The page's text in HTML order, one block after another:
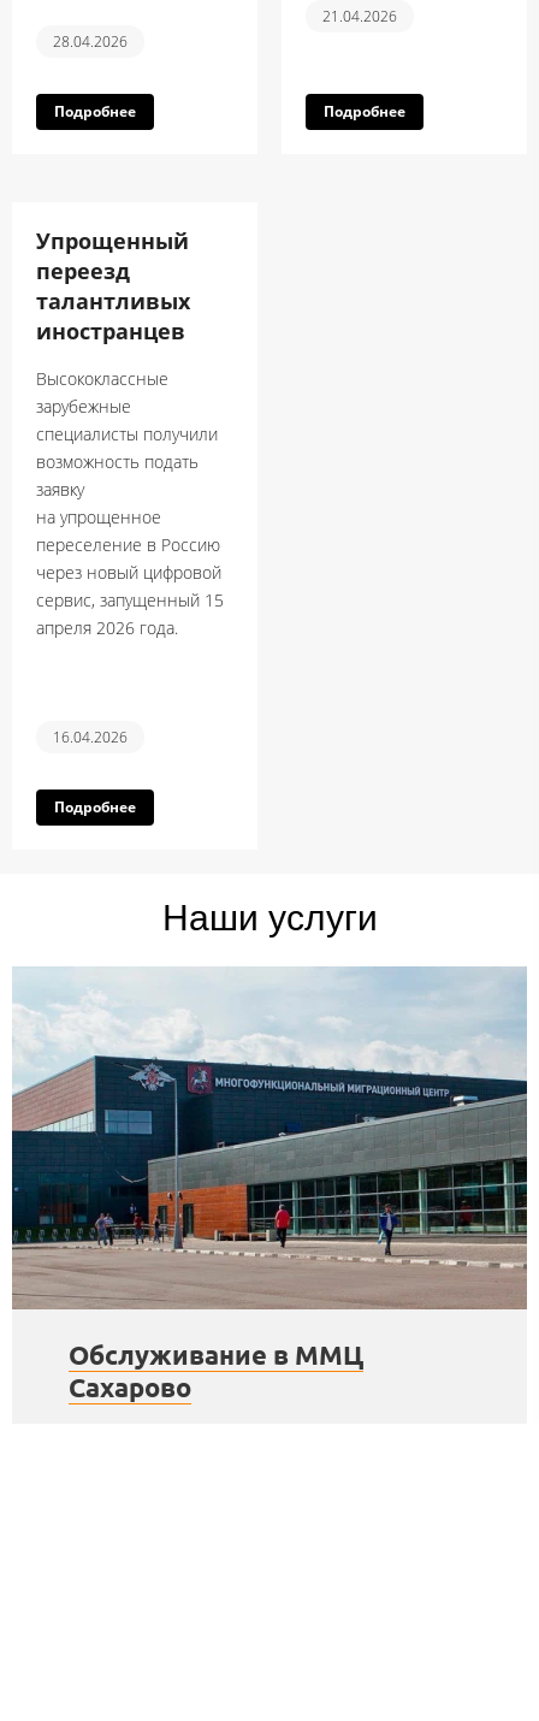
28.04.2026
Подробнее
21.04.2026
Подробнее
Упрощенный
переезд
талантливых
иностранцев
Высококлассные
зарубежные
специалисты получили
возможность подать
заявку
на упрощенное
переселение в Россию
через новый цифровой
сервис, запущенный 15
апреля 2026 года.
16.04.2026
Подробнее
Наши услуги
Обслуживание в ММЦ
Сахарово